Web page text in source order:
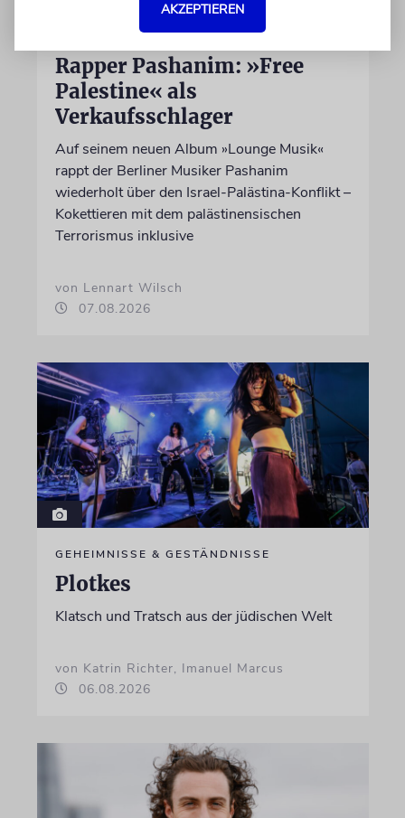
Rapper Pashanim: »Free
Palestine« als
Verkaufsschlager
Auf seinem neuen Album »Lounge Musik«
rappt der Berliner Musiker Pashanim
wiederholt über den Israel-Palästina-Konflikt –
Kokettieren mit dem palästinensischen
Terrorismus inklusive
von Lennart Wilsch
07.08.2026
GEHEIMNISSE & GESTÄNDNISSE
Plotkes
Klatsch und Tratsch aus der jüdischen Welt
von Katrin Richter, Imanuel Marcus
06.08.2026
AKZEPTIEREN